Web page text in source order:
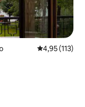
4,95 de uma
4,95 (113)